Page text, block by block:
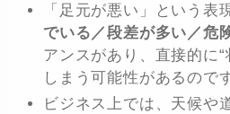
「足元が悪い」という表
でいる／段差が多い／危
アンスがあり、直接的に
しまう可能性があるので
ビジネス上では、天候や